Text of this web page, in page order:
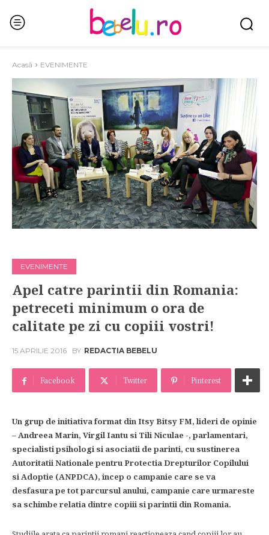
Acasă EVENIMENTE
EVENIMENTE
Apel catre parintii din Romania:
petreceti minimum o ora de
calitate pe zi cu copiii vostri!
15 APRILIE 2016 BY REDACTIA BEBELU
Facebook Twitter Pinterest
Un grup de initiativa format din Itsy Bitsy FM, lideri de opinie
– Andreea Marin, Virgil Iantu si Tili Niculae -, parlamentari,
specialisti psihologi si asociatii de parinti, cu sustinerea
Autoritatii Nationale pentru Protectia Drepturilor Copilului
si Adoptie (ANPDCA), incep o campanie care se va
desfasura pe tot parcursul anului, campanie care urmareste
sa schimbe relatia dintre copiii si parintii din Romania.